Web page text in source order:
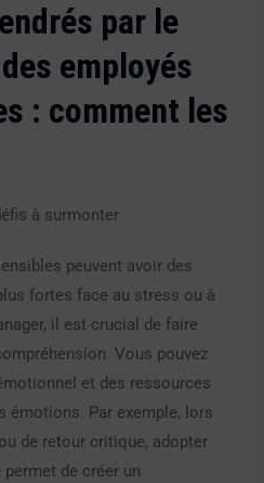
par le
employés
: comment les
peuvent avoir des
fortes face au stress ou à
il est crucial de faire
Vous pouvez
et des ressources
émotions. Par exemple, lors
de retour critique, adopter
de créer un